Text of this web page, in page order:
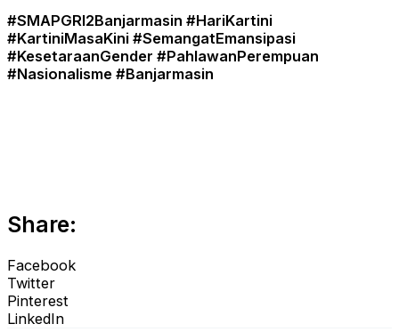
#SMAPGRI2Banjarmasin #HariKartini
#KartiniMasaKini #SemangatEmansipasi
#KesetaraanGender #PahlawanPerempuan
#Nasionalisme #Banjarmasin
Share:
Facebook
Twitter
Pinterest
LinkedIn